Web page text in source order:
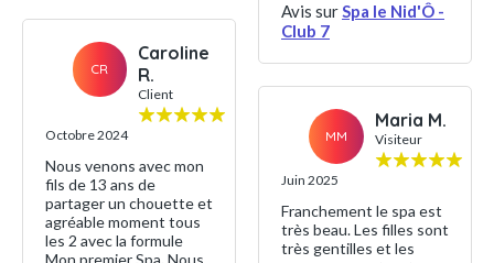
CR
Caroline
R.
Client
Octobre 2024
Nous venons avec mon
fils de 13 ans de
partager un chouette et
agréable moment tous
les 2 avec la formule
Mon premier Spa. Nous
Avis surSpa le Nid'Ô -
Club 7
MM
Maria M.
Visiteur
Juin 2025
Franchement le spa est
très beau. Les filles sont
très gentilles et les